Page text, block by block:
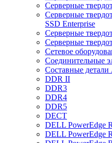
Cерверные
Cерверные
SSD Enterprise
Cерверные
Cерверные
Cетевое
Cоединительные
Cоставные
DDR II
DDR3
DDR4
DDR5
DECT
DELL PowerEdge
DELL PowerEdge